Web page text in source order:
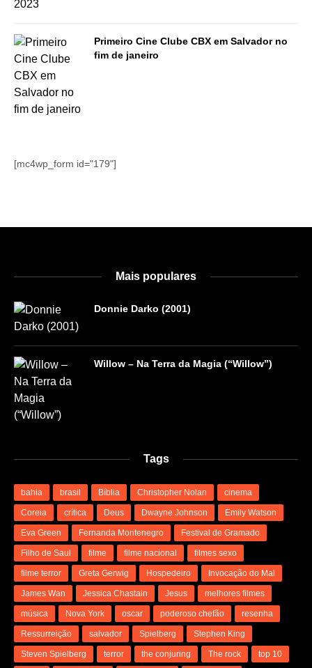
Primeiro Cine Clube CBX em Salvador no
fim de janeiro
[mc4wp_form id="179"]
Mais populares
Donnie Darko (2001)
Willow – Na Terra da Magia (“Willow”)
Tags
bahia brasil Bíblia Christopher Nolan cinema
Coreia crítica Deus Dwayne Johnson Emily Watson
Eva Green Fernanda Montenegro Festival de Gramado
Filho de Saul filme filme nacional filmes sexo
filme terror Greta Gerwig Hospedeiro Invocação do Mal
James Wan Jessica Chastain Jesus melhores filmes
música Nova York oscar poderoso chefão resenha
Ressurreição salvador Spielberg Stephen King
Steven Spielberg terror the conjuring The rock top 10